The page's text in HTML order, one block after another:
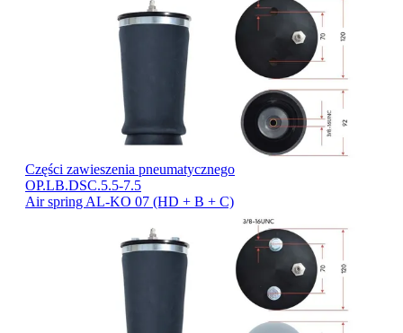
Części zawieszenia pneumatycznego
OP.LB.DSC.5.5-7.5
Air spring AL-KO 07 (HD + B + C)